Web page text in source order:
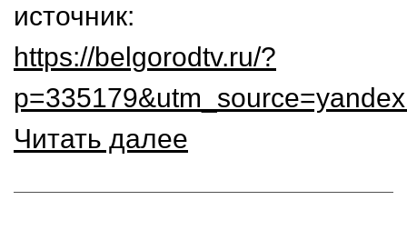
источник:
https://belgorodtv.ru/?
Читать далее